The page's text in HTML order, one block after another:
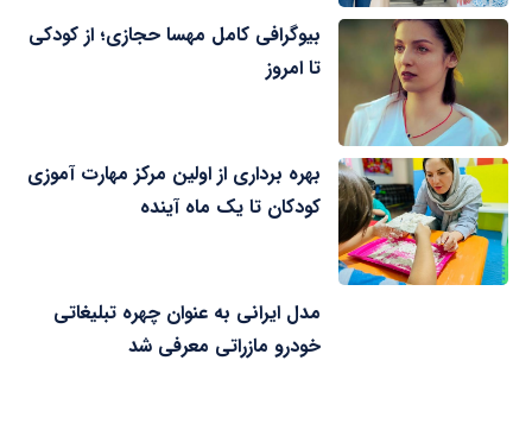
بیوگرافی کامل مهسا حجازی؛ از کودکی
تا امروز
بهره برداری از اولین مرکز مهارت آموزی
کودکان تا یک ماه آینده
مدل ایرانی به عنوان چهره تبلیغاتی
خودرو مازراتی معرفی شد